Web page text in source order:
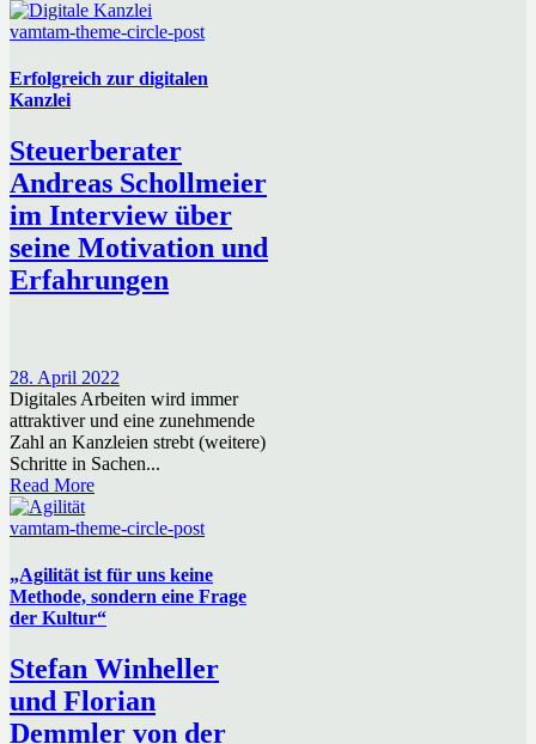
vamtam-theme-circle-post
Erfolgreich zur digitalen
Kanzlei
Steuerberater
Andreas Schollmeier
im Interview über
seine Motivation und
Erfahrungen
28. April 2022
Digitales Arbeiten wird immer
attraktiver und eine zunehmende
Zahl an Kanzleien strebt (weitere)
Schritte in Sachen...
Read More
vamtam-theme-circle-post
„Agilität ist für uns keine
Methode, sondern eine Frage
der Kultur“
Stefan Winheller
und Florian
Demmler von der